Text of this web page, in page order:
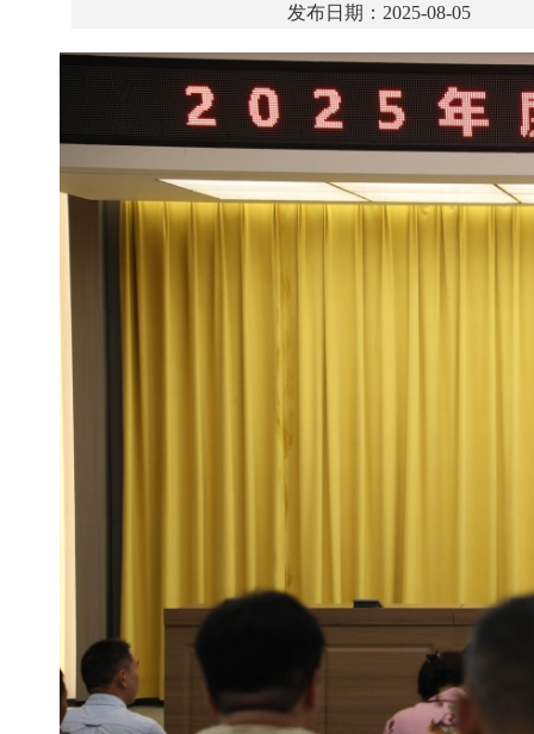
发布日期：2025-08-05